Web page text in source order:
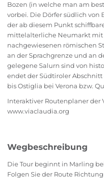
Bozen (in welche man am
vorbei. Die Dörfer südlich von
der ab diesem Punkt
mittelalterliche Neumarkt mit
nachgewiesenen römischen
an der Sprachgrenze und an
gelegene Salurn sind von
endet der Südtiroler
bis Ostiglia bei Verona bzw.
Interaktiver Routenplaner der
www.viaclaudia.org
Wegbeschreibung
Die Tour beginnt in Marling
Folgen Sie der Route